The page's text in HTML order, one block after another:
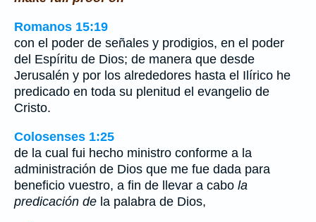
Romanos 15:19
con el poder de señales y prodigios, en el poder
del Espíritu de Dios; de manera que desde
Jerusalén y por los alrededores hasta el Ilírico he
predicado en toda su plenitud el evangelio de
Cristo.
Colosenses 1:25
de la cual fui hecho ministro conforme a la
administración de Dios que me fue dada para
beneficio vuestro, a fin de llevar a cabo la
predicación de la palabra de Dios,